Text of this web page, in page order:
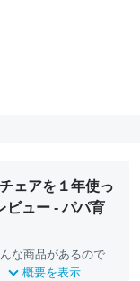
ェアを１年使っ
ビュー - パパ育
な商品があるので
概要を表示